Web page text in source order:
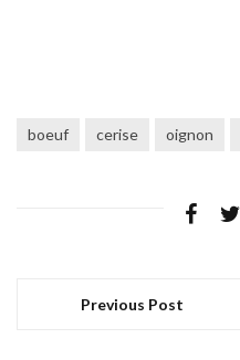
boeuf cerise oignon
Previous Post